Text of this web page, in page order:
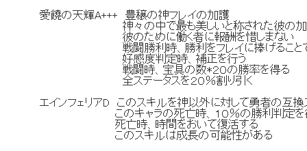
愛饒の天輝A+++ 豊穣の神フレイの加護
神々の中で最も美しいと称された彼の加護
彼のために働く者に報酬を惜しまない
戦闘勝利時、勝利をフレイに捧げることで
好感度判定時、補正を行う
戦闘時、宝具の数*２０の勝率を得る
全ステータスを２０％割り引く
エインフェリアD このスキルを神以外に対して勇者の互換
このキャラの死亡時、１０％の勝利判定を
死亡時、時間をおいて復活する
このスキルは成長の可能性がある